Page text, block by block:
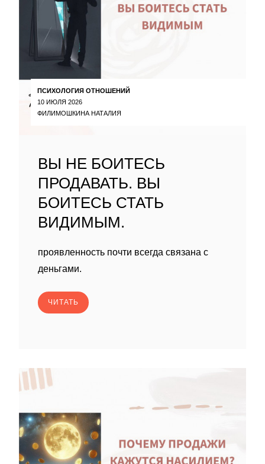
ПСИХОЛОГИЯ ОТНОШЕНИЙ
10 ИЮЛЯ 2026
ФИЛИМОШКИНА НАТАЛИЯ
ВЫ НЕ БОИТЕСЬ
ПРОДАВАТЬ. ВЫ
БОИТЕСЬ СТАТЬ
ВИДИМЫМ.
проявленность почти всегда связана с
деньгами.
ЧИТАТЬ